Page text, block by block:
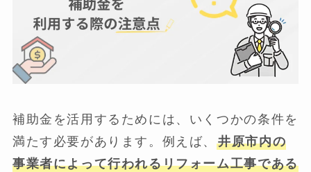
補助金を活用するためには、いくつかの条件を
満たす必要があります。例えば、井原市内の
事業者によって行われるリフォーム工事である